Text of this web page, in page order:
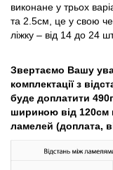
виконане у трьох
та 2.5см, це у свою
ліжку – від 14 до 24
Звертаємо Вашу
комплектації з
буде доплатити
шириною від 120см
ламелей (доплата,